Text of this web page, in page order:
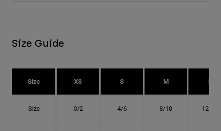
Size Guide
Size XS S M L
Size 0/2 4/6 8/10 12/14